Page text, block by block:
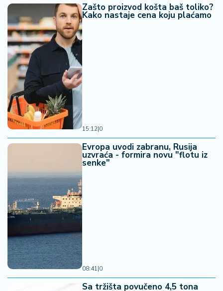
Zašto proizvod košta baš toliko?
Kako nastaje cena koju plaćamo
15:12|0
Evropa uvodi zabranu, Rusija
uzvraća - formira novu "flotu iz
senke"
08:41|0
Sa tržišta povučeno 4,5 tona